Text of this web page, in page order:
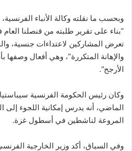
وبحسب ما نقلته وكالة الأنباء
“بناء على تقرير طلبته من قنصلنا
تعرض المشاركين لاعتداءات جنسية،
والإهانة المتكررة”، وهي أفعال وصفها
الأرجح”.
وكان رئيس الحكومة الفرنسية
الماضي، أنه يدرس إمكانية اللجوء إلى
المروعة لناشطين في أسطول غزة.
وفي السياق، أكد وزير الخارجية